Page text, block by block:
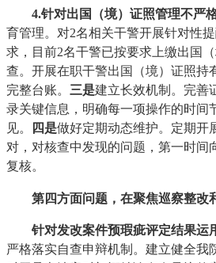
4.针对出国（境）证照管理不严
育管理。对2名相关干警开展针对性
求，目前2名干警已按要求上缴出国
查。开展在职干警出国（境）证照持
完整台账。三是建立长效机制。完善
录关键信息，明确每一项操作的时间
见。
四是做好定期动态维护。定期开
对，对核查中发现的问题，第一时间
复核。
第四方面问题，在聚焦巡察整改
针对发改案件预瑕疵评定结果运
严格落实自查申辩机制。建立健全我